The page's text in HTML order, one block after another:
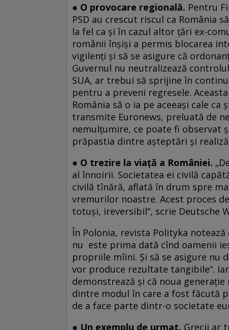
● O provocare regională. Pentru
PSD au crescut riscul ca România
la fel ca și în cazul altor țări ex-
românii înșiși a permis blocarea
vigilenți și să se asigure că
Guvernul nu neutralizează
SUA, ar trebui să sprijine în
pentru a preveni regresele.
România să o ia pe aceeași cale
transmite Euronews, preluată de
nemulţumire, ce poate fi observat
prăpastia dintre aşteptări şi
● O trezire la viață a României.
al înnoirii. Societatea ei civilă
civilă tînără, aflată în drum spre
vremurilor noastre. Acest proces
totuşi, ireversibil“, scrie Deutsche
În Polonia, revista Polityka
nu este prima dată cînd oamenii
propriile mîini. Și să se asigure nu
vor produce rezultate tangibile“.
demonstrează şi că noua
dintre modul în care a fost făcută
de a face parte dintr-o societate
● Un exemplu de urmat. Grecii ar